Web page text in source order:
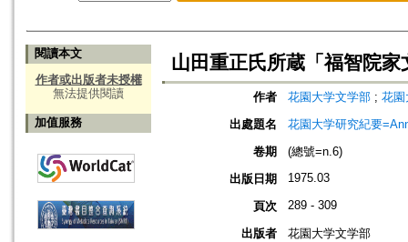
閱讀本文
作者或出版者未授權
無法提供閱讀
加值服務
山田重正氏所蔵「福智院家
作者 花園大学文学部 ; 花園
出處題名
花園大学研究紀要
卷期
(總號=n.6)
出版日期
1975.03
頁次 289 - 309
出版者
花園大学文学部